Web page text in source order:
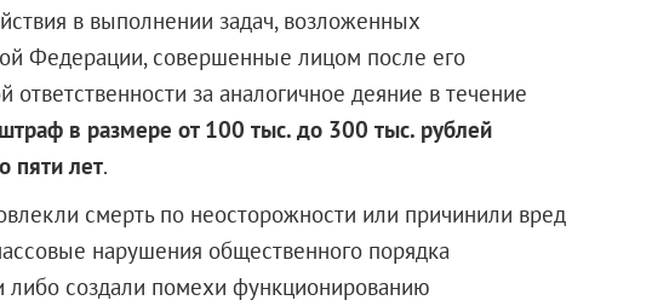
в выполнении задач, возложенных
Федерации, совершенные лицом после его
ответственности за аналогичное деяние в течение
штраф в размере от 100 тыс. до 300 тыс. рублей
пяти лет.
смерть по неосторожности или причинили вред
нарушения общественного порядка
либо создали помехи функционированию